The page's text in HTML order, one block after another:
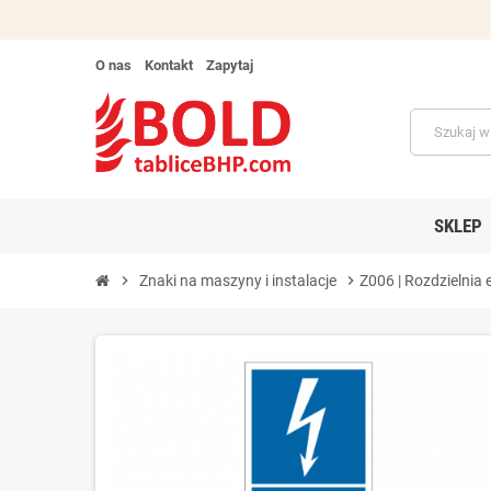
O nas Kontakt Zapytaj
SKLEP
chevron_right Znaki na maszyny i instalacje chevron_right Z006 | Rozdzielnia